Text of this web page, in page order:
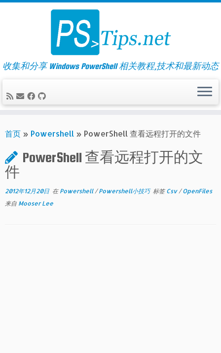
Skip
收集和分享 Windows PowerShell 相关教程,技术和最新动态
首页 » Powershell » PowerShell 查看远程打开的文件
PowerShell 查看远程打开的文
件
2012年12月20日 在 Powershell/Powershell小技巧 标签Csv/OpenFiles
来自 Mooser Lee